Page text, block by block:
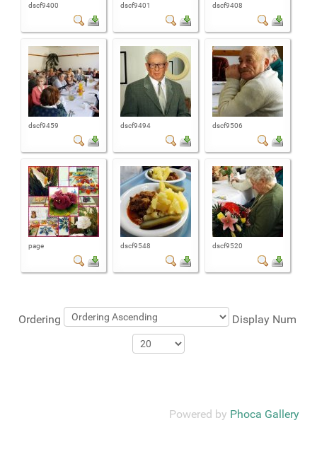
dscf9400 dscf9401 dscf9408
dscf9459 dscf9494 dscf9506
page dscf9548 dscf9520
Ordering Display Num
Powered by Phoca Gallery